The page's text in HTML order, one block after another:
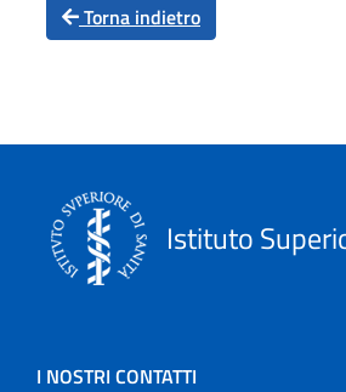
Torna indietro
Istituto
I NOSTRI CONTATTI